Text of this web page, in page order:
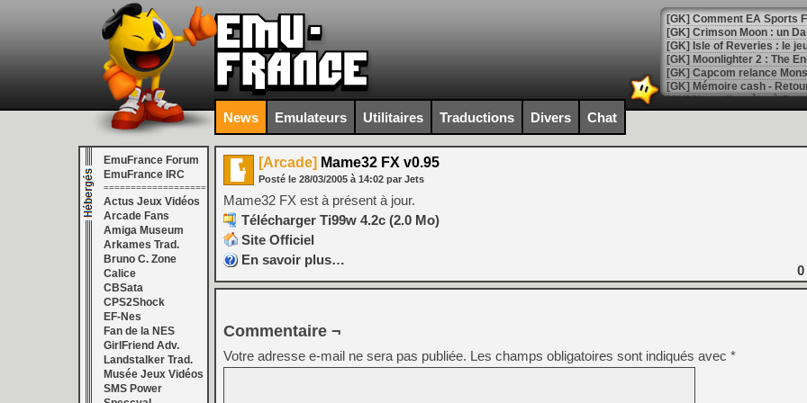
[GK] Comment EA Sports
[GK] Crimson Moon : un
[GK] Isle of Reveries : le
[GK] Moonlighter 2 : The
[GK] Capcom relance
[Mo5] Deux inédits du
[GK] Le beat'em up The
[GK] Endless Legend 2 :
[LS] [PS5] Le WebKit
[GK] Oubliez Crazy Taxi,
[LS] [Switch] NSZ 5.0.0
[GK] No More Room in
[GK] Un chatbot Atelier
[GK] Mémoire cash -
News Emulateurs Utilitaires Traductions Divers Chat
EmuFrance Forum
EmuFrance IRC
===================
Actus Jeux Vidéos
Arcade Fans
Amiga Museum
Arkames Trad.
Bruno C. Zone
Calice
CBSata
CPS2Shock
EF-Nes
Fan de la NES
GirlFriend Adv.
Landstalker Trad.
Musée Jeux Vidéos
SMS Power
[Arcade] Mame32 FX v0.95
Posté le 28/03/2005 à 14:02 par Jets
Mame32 FX est à présent à jour.
Télécharger Ti99w 4.2c (2.0 Mo)
Site Officiel
En savoir plus…
0
Commentaire ¬
Votre adresse e-mail ne sera pas publiée. Les champs obligatoires sont indiqués avec *